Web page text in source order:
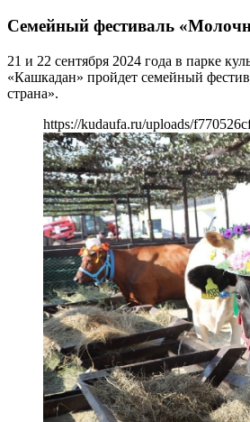
Семейный фестиваль
21 и 22 сентября 2024 года в парке
«Кашкадан» пройдет семейный
страна».
https://kudaufa.ru/uploads/